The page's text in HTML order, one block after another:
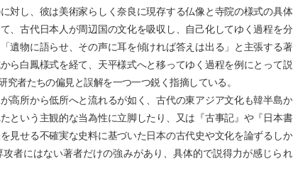
対し、彼は美術家らしく奈良に現存する仏像と寺院の様式の具体
、古代日本人が周辺国の文化を吸収し、自己化してゆく過程を分
遺物に語らせ、その声に耳を傾ければ答えは出る」と主張する著
ら白鳳様式を経て、天平様式へと移ってゆく過程を例にとって説
究者たちの偏見と誤解を一つ一つ鋭く指摘している。
高所から低所へと流れるが如く、古代の東アジア文化も韓半島か
という主観的な当為性に立脚したり、又は『古事記』や『日本書
見せる不確実な史料に基づいた日本の古代史や文化を論ずるしか
者にはない著者だけの強みがあり、具体的で説得力が感じられ